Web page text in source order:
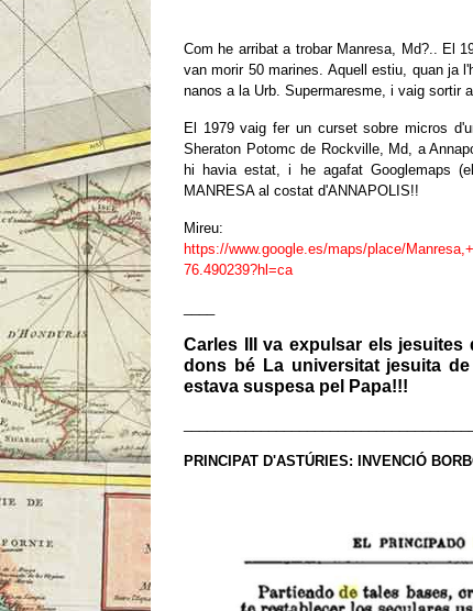
Com he arribat a trobar Manresa, Md?.. El
van morir 50 marines. Aquell estiu, quan ja
nanos a la Urb. Supermaresme, i vaig sortir
El 1979 vaig fer un curset sobre micros
Sheraton Potomc de Rockville, Md, a
hi havia estat, i he agafat Googlemaps
MANRESA al costat d'ANNAPOLIS!!
Mireu:
https://www.google.es/maps/place/
76.490239?hl=ca
Carles III va expulsar els
dons bé La universitat jesuita
estava suspesa pel Papa!!!
PRINCIPAT D'ASTÚRIES: INVENCIÓ